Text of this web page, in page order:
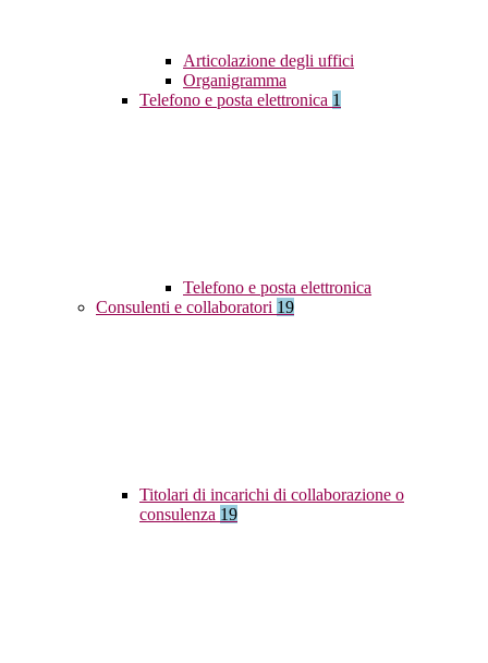
Articolazione degli uffici
Organigramma
Telefono e posta elettronica 1
Telefono e posta elettronica
Consulenti e collaboratori 19
Titolari di incarichi di collaborazione o
consulenza 19